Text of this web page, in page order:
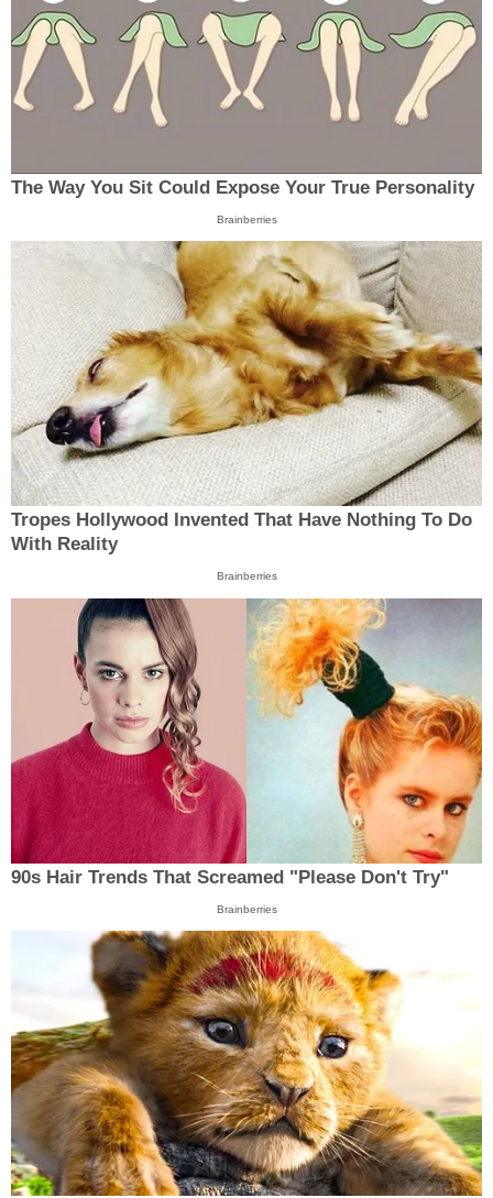
The Way You Sit Could Expose Your True Personality
Brainberries
Tropes Hollywood Invented That Have Nothing To Do
With Reality
Brainberries
90s Hair Trends That Screamed "Please Don't Try"
Brainberries